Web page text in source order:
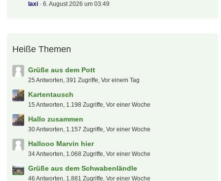
laxi 6. August 2026 um 03:49
Heiße Themen
Grüße aus dem Pott
25 Antworten, 391 Zugriffe, Vor einem Tag
Kartentausch
15 Antworten, 1.198 Zugriffe, Vor einer Woche
Hallo zusammen
30 Antworten, 1.157 Zugriffe, Vor einer Woche
Hallooo Marvin hier
34 Antworten, 1.068 Zugriffe, Vor einer Woche
Grüße aus dem Schwabenländle
46 Antworten, 1.881 Zugriffe, Vor einer Woche